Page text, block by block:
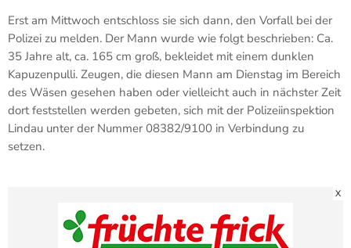
Erst am Mittwoch entschloss sie sich dann, den Vorfall bei der
Polizei zu melden. Der Mann wurde wie folgt beschrieben: Ca.
35 Jahre alt, ca. 165 cm groß, bekleidet mit einem dunklen
Kapuzenpulli. Zeugen, die diesen Mann am Dienstag im Bereich
des Wäsen gesehen haben oder vielleicht auch in nächster Zeit
dort feststellen werden gebeten, sich mit der Polizeiinspektion
Lindau unter der Nummer 08382/9100 in Verbindung zu
setzen.
X